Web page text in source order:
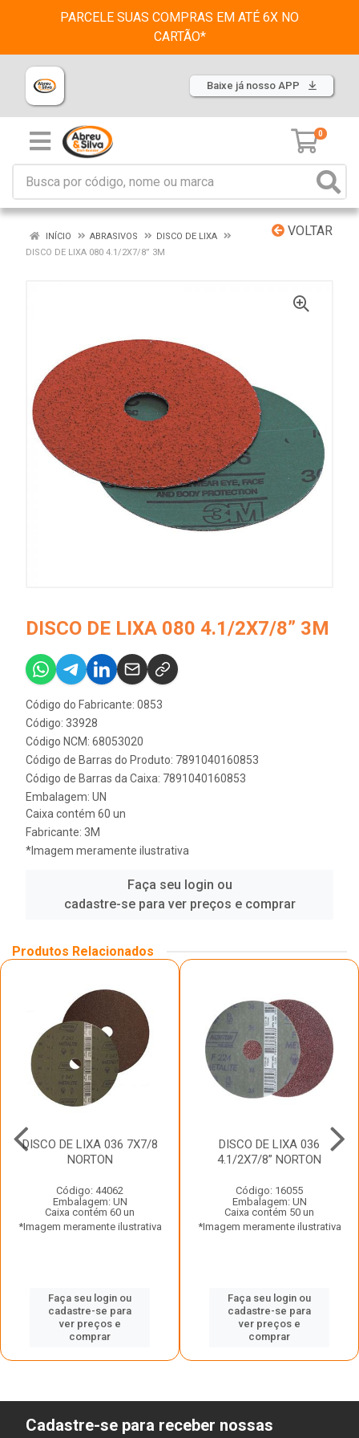
PARCELE SUAS COMPRAS EM ATÉ 6X NO
CARTÃO*
Baixe já nosso APP
0
VOLTAR
INÍCIO ABRASIVOS
DISCO DE LIXA
DISCO DE LIXA 080 4.1/2X7/8” 3M
DISCO DE LIXA 080 4.1/2X7/8” 3M
Código do Fabricante: 0853
Código: 33928
Código NCM: 68053020
Código de Barras do Produto: 7891040160853
Código de Barras da Caixa: 7891040160853
Embalagem: UN
Caixa contém 60 un
Fabricante: 3M
*Imagem meramente ilustrativa
Faça seu login ou
cadastre-se para ver preços e comprar
Produtos Relacionados
DISCO DE LIXA 036 7X7/8
NORTON
Código: 44062
Embalagem: UN
Caixa contém 60 un
*Imagem meramente ilustrativa
Faça seu login ou
cadastre-se para
ver preços e
comprar
DISCO DE LIXA 036
4.1/2X7/8” NORTON
Código: 16055
Embalagem: UN
Caixa contém 50 un
*Imagem meramente ilustrativa
Faça seu login ou
cadastre-se para
ver preços e
comprar
Cadastre-se para receber nossas